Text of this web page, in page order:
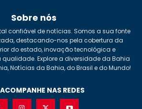
Sobre nós
confiável de notícias. Somos a sua fonte
destacando-nos pela cobertura da
do estado, inovação tecnológica e
Explore a diversidade da Bahia
Notícias da Bahia, do Brasil e do Mundo!
NAS REDES